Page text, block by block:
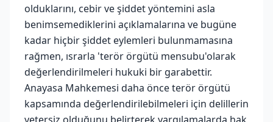
olduklarını, cebir ve şiddet yöntemini asla
benimsemediklerini açıklamalarına ve bugüne
kadar hiçbir şiddet eylemleri bulunmamasına
rağmen, ısrarla 'terör örgütü mensubu'olarak
değerlendirilmeleri hukuki bir garabettir.
Anayasa Mahkemesi daha önce terör örgütü
kapsamında değerlendirilebilmeleri için delillerin